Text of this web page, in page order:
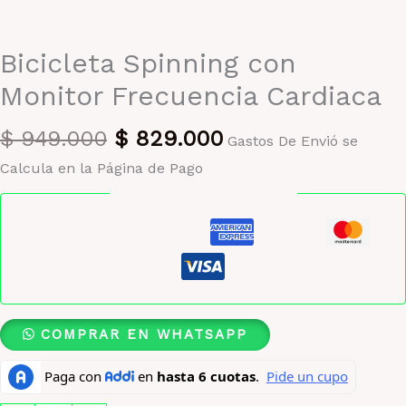
Bicicleta Spinning con
Monitor Frecuencia Cardiaca
$949.000 El
precio
$ 949.000.
$ 829.000El
es:
$ 829.000.
Gastos De Envió se
Calcula en la Página de Pago
COMPRAR EN WHATSAPP